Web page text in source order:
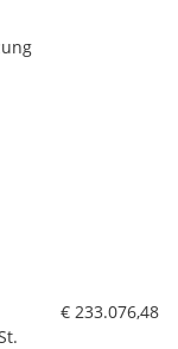
€ 233.076,48